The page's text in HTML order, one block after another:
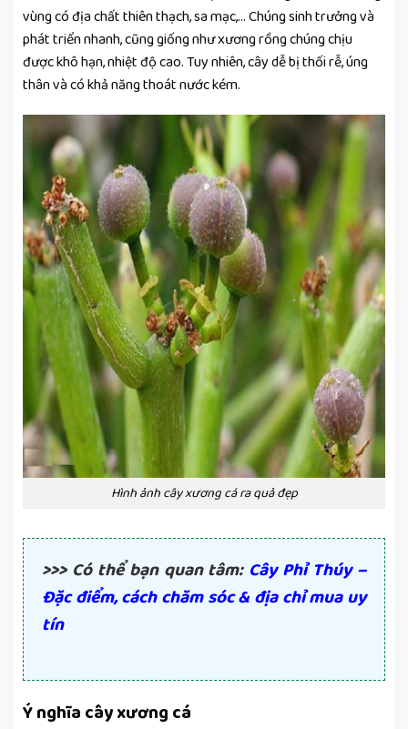
vùng có địa chất thiên thạch, sa mạc,… Chúng sinh trưởng và
phát triển nhanh, cũng giống như xương rồng chúng chịu
được khô hạn, nhiệt độ cao. Tuy nhiên, cây dễ bị thối rễ, úng
thân và có khả năng thoát nước kém.
Hình ảnh cây xương cá ra quả đẹp
>>> Có thể bạn quan tâm: Cây Phỉ Thúy –
Đặc điểm, cách chăm sóc & địa chỉ mua uy
tín
Ý nghĩa cây xương cá